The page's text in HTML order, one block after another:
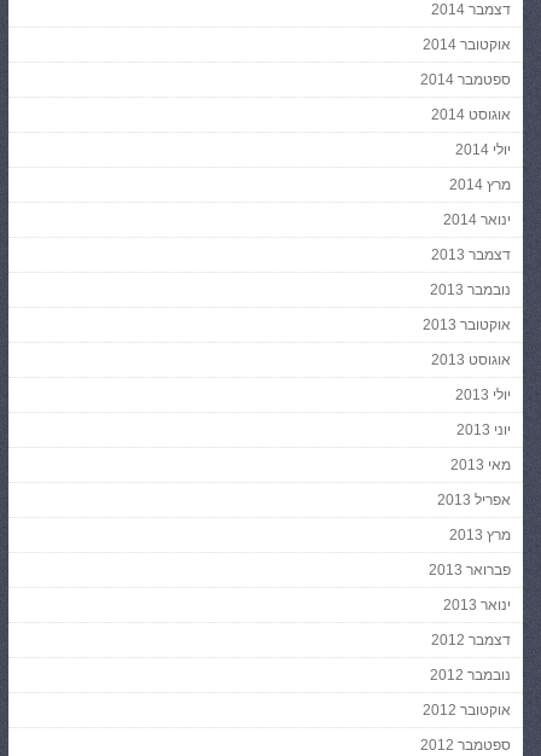
דצמבר 2014
אוקטובר 2014
ספטמבר 2014
אוגוסט 2014
יולי 2014
מרץ 2014
ינואר 2014
דצמבר 2013
נובמבר 2013
אוקטובר 2013
אוגוסט 2013
יולי 2013
יוני 2013
מאי 2013
אפריל 2013
מרץ 2013
פברואר 2013
ינואר 2013
דצמבר 2012
נובמבר 2012
אוקטובר 2012
ספטמבר 2012